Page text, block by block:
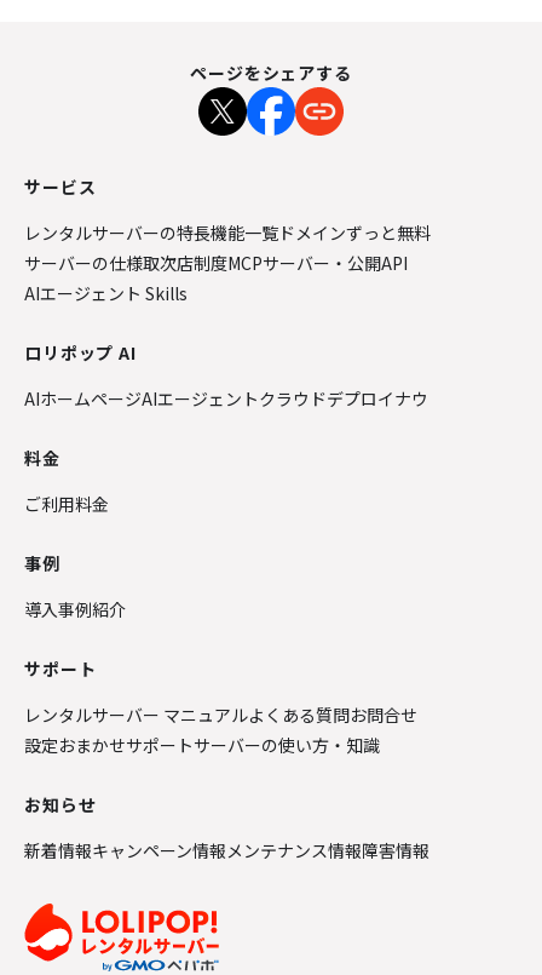
ページをシェアする
サービス
レンタルサーバーの特長機能一覧 ドメインずっと無料
サーバーの仕様取次店制度MCPサーバー・公開API
AIエージェント Skills
ロリポップ AI
AIホームページAIエージェントクラウドデプロイナウ
料金
ご利用料金
事例
導入事例紹介
サポート
レンタルサーバー マニュアルよくある質問お問合せ
設定おまかせサポートサーバーの使い方・知識
お知らせ
新着情報キャンペーン情報メンテナンス情報障害情報